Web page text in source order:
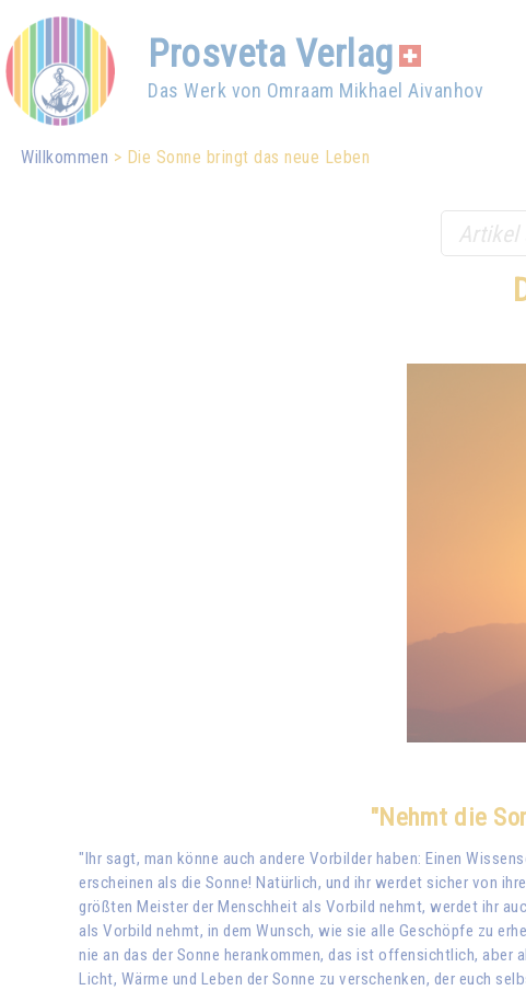
Prosveta Verlag
Das Werk von Omraam Mikhael Aivanhov
Willkommen Die Sonne bringt das neue Leben
"Nehmt die
"Ihr sagt, man könne auch andere Vorbilder haben: Einen
erscheinen als die Sonne! Natürlich, und ihr werdet sicher von
größten Meister der Menschheit als Vorbild nehmt, werdet ihr
als Vorbild nehmt, in dem Wunsch, wie sie alle Geschöpfe zu
nie an das der Sonne herankommen, das ist offensichtlich, aber
Licht, Wärme und Leben der Sonne zu verschenken, der euch